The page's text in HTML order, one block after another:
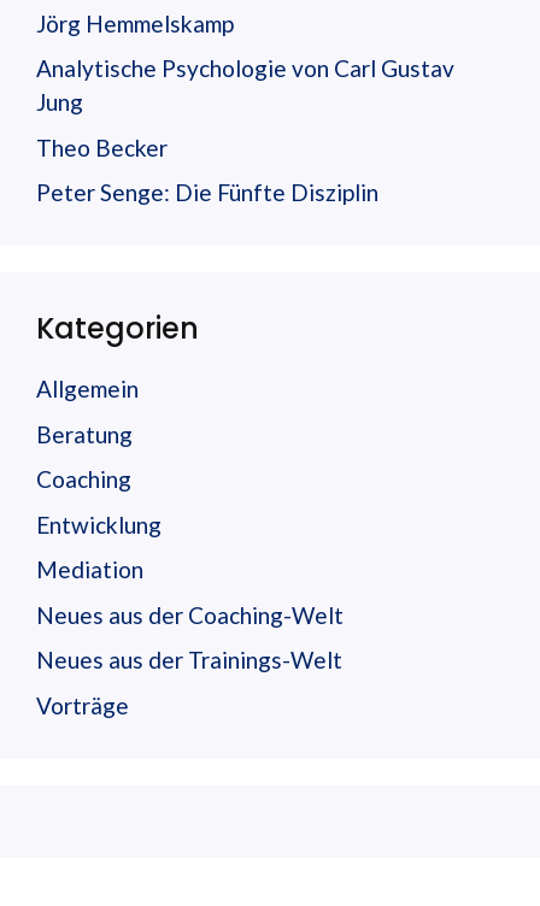
Jörg Hemmelskamp
Analytische Psychologie von Carl Gustav
Jung
Theo Becker
Peter Senge: Die Fünfte Disziplin
Kategorien
Allgemein
Beratung
Coaching
Entwicklung
Mediation
Neues aus der Coaching-Welt
Neues aus der Trainings-Welt
Vorträge